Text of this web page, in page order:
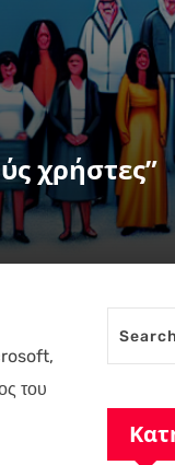
χρήστες”
του